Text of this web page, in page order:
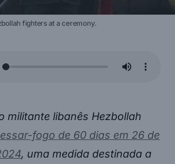
fighters at a ceremony.
militante libanês Hezbollah
fogo de 60 dias em 26 de
, uma medida destinada a